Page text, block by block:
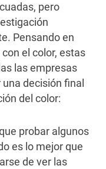
pero
Pensando en
el color, estas
las empresas
decisión final
del color:
probar algunos
es lo mejor que
de ver las